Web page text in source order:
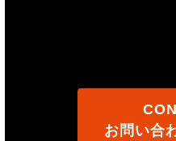
お問い合